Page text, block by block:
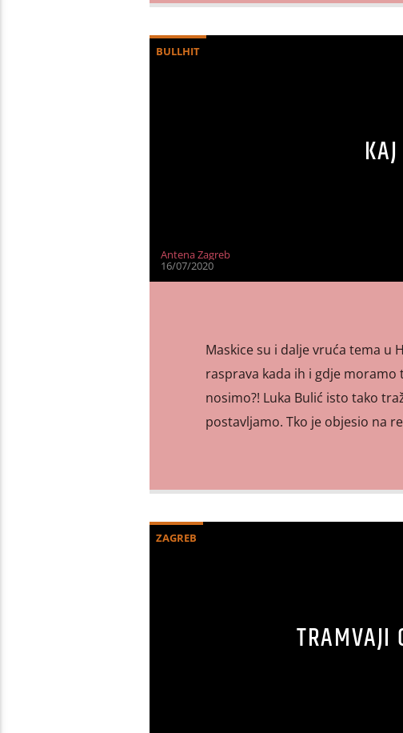
BULLHIT
Antena Zagreb
16/07/2020
Maskice su i dalje vruća tema u
rasprava kada ih i gdje
nosimo?! Luka Bulić isto tako
postavljamo. Tko je objesio na
ZAGREB
TRAMVAJI